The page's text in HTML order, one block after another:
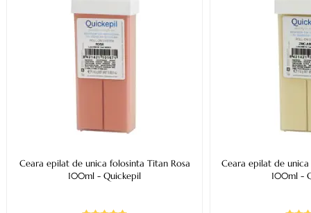
Ceara epilat de unica folosinta Titan Rosa
100ml - Quickepil
Ceara epilat de
100ml -